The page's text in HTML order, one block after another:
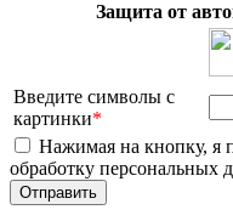
Защита от
Введите символы с
картинки*
Нажимая на кнопку, я
обработку персональных